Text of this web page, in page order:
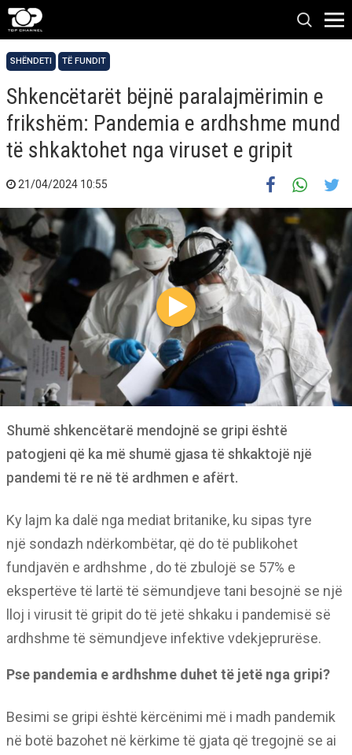
SHËNDETI TË FUNDIT
Shkencëtarët bëjnë paralajmërimin e
frikshëm: Pandemia e ardhshme mund
të shkaktohet nga viruset e gripit
21/04/2024 10:55
Shumë shkencëtarë mendojnë se gripi është
patogjeni që ka më shumë gjasa të shkaktojë një
pandemi të re në të ardhmen e afërt.
Ky lajm ka dalë nga mediat britanike, ku sipas tyre
një sondazh ndërkombëtar, që do të publikohet
fundjavën e ardhshme , do të zbulojë se 57% e
ekspertëve të lartë të sëmundjeve tani besojnë se një
lloj i virusit të gripit do të jetë shkaku i pandemisë së
ardhshme të sëmundjeve infektive vdekjeprurëse.
Pse pandemia e ardhshme duhet të jetë nga gripi?
Besimi se gripi është kërcënimi më i madh pandemik
në botë bazohet në kërkime të gjata që tregojnë se ai